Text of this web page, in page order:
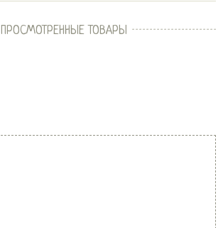
ПРОСМОТРЕННЫЕ ТОВАРЫ